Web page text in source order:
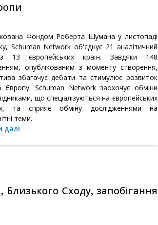
Фондом Роберта Шумана у листопаді
Schuman Network об'єднує 21 аналітичний
13 європейських країн. Завдяки 148
опублікованим з моменту створення,
збагачує дебати та стимулює розвиток
Європу. Schuman Network заохочує обміни
що спеціалізуються на європейських
та сприяє обміну дослідженнями на
теми.
далі
Сходу, запобігання